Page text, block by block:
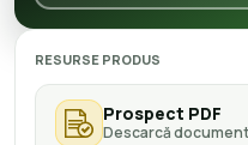
RESURSE PRODUS
Prospect PDF
Descarcă